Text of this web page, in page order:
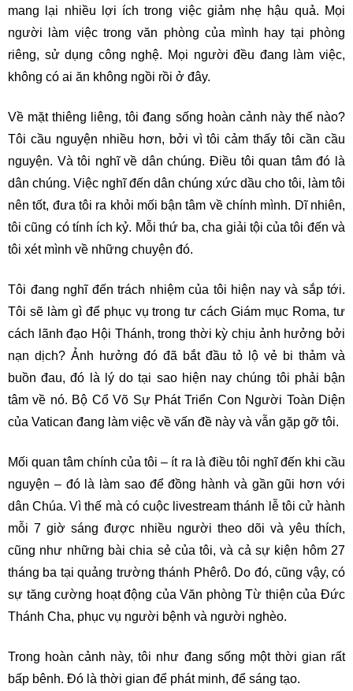
mang lại nhiều lợi ích trong việc giảm nhẹ hậu quả. Mọi
người làm việc trong văn phòng của mình hay tại phòng
riêng, sử dụng công nghệ. Mọi người đều đang làm việc,
không có ai ăn không ngồi rồi ở đây.
Về mặt thiêng liêng, tôi đang sống hoàn cảnh này thế nào?
Tôi cầu nguyện nhiều hơn, bởi vì tôi cảm thấy tôi cần cầu
nguyện. Và tôi nghĩ về dân chúng. Điều tôi quan tâm đó là
dân chúng. Việc nghĩ đến dân chúng xức dầu cho tôi, làm tôi
nên tốt, đưa tôi ra khỏi mối bận tâm về chính mình. Dĩ nhiên,
tôi cũng có tính ích kỷ. Mỗi thứ ba, cha giải tội của tôi đến và
tôi xét mình về những chuyện đó.
Tôi đang nghĩ đến trách nhiệm của tôi hiện nay và sắp tới.
Tôi sẽ làm gì để phục vụ trong tư cách Giám mục Roma, tư
cách lãnh đạo Hội Thánh, trong thời kỳ chịu ảnh hưởng bởi
nạn dịch? Ảnh hưởng đó đã bắt đầu tỏ lộ vẻ bi thảm và
buồn đau, đó là lý do tại sao hiện nay chúng tôi phải bận
tâm về nó. Bộ Cổ Võ Sự Phát Triển Con Người Toàn Diện
của Vatican đang làm việc về vấn đề này và vẫn gặp gỡ tôi.
Mối quan tâm chính của tôi – ít ra là điều tôi nghĩ đến khi cầu
nguyện – đó là làm sao để đồng hành và gần gũi hơn với
dân Chúa. Vì thế mà có cuộc livestream thánh lễ tôi cử hành
mỗi 7 giờ sáng được nhiều người theo dõi và yêu thích,
cũng như những bài chia sẻ của tôi, và cả sự kiện hôm 27
tháng ba tại quảng trường thánh Phêrô. Do đó, cũng vậy, có
sự tăng cường hoạt động của Văn phòng Từ thiện của Đức
Thánh Cha, phục vụ người bệnh và người nghèo.
Trong hoàn cảnh này, tôi như đang sống một thời gian rất
bấp bênh. Đó là thời gian để phát minh, để sáng tạo.